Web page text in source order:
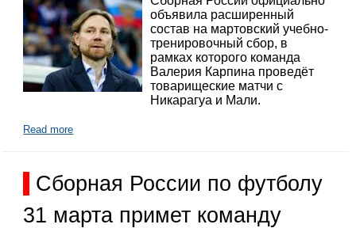
объявила расширенный
состав на мартовский учебно-
тренировочный сбор, в
рамках которого команда
Валерия Карпина проведёт
товарищеские матчи с
Никарагуа и Мали.
Read more
Сборная России по футболу
31 марта примет команду